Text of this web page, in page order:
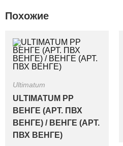
Похожие
Ultimatum
ULTIMATUM PP
ВЕНГЕ (АРТ. ПВХ
ВЕНГЕ) / ВЕНГЕ (АРТ.
ПВХ ВЕНГЕ)